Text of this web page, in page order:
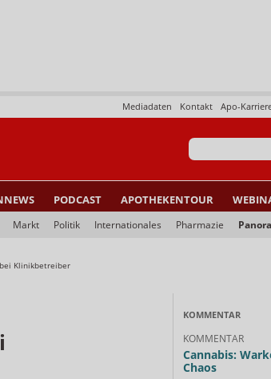
Apo-
Kontakt
Mediadaten
PODCAST APOTHEKENTOUR
Markt Politik Internationales Pharmazie
Klinikbetreiber
KOMMENTAR
KOMMENTAR
Cannabis:
Chaos